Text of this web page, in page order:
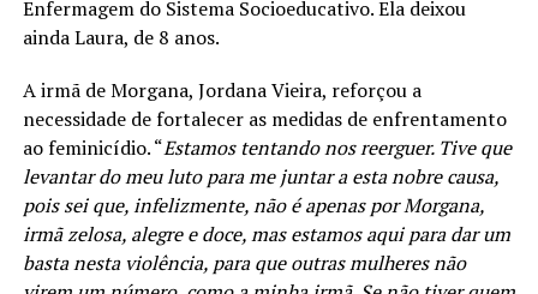
Enfermagem do Sistema Socioeducativo. Ela deixou
ainda Laura, de 8 anos.
A irmã de Morgana, Jordana Vieira, reforçou a
necessidade de fortalecer as medidas de enfrentamento
ao feminicídio. “Estamos tentando nos reerguer. Tive que
levantar do meu luto para me juntar a esta nobre causa,
pois sei que, infelizmente, não é apenas por Morgana,
irmã zelosa, alegre e doce, mas estamos aqui para dar um
basta nesta violência, para que outras mulheres não